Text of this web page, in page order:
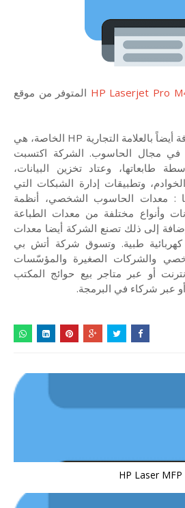
المتوفر من موقع
شركة هوليت باكارد معروفة أيضاً بالعلامة التجارية HP الخاصة، هي
في مجال الحاسوب. الشركة اكتسبت
طابعاتها، وعتاد تخزين البيانات،
وتطبيقات إدارة الشبكات التي
: معدات الحاسوب الشخصي، أنظمة
وأنواع مختلفة من معدات الطباعة
إلى ذلك تصنع الشركة أيضا معدات
كهربائية طبية. وتسوق شركة أتش بي
والشركات الصغيرة والمؤسّسات
أو عبر متاجر بيع حوائج المكتب
أو عبر شركاء في البرمجة.